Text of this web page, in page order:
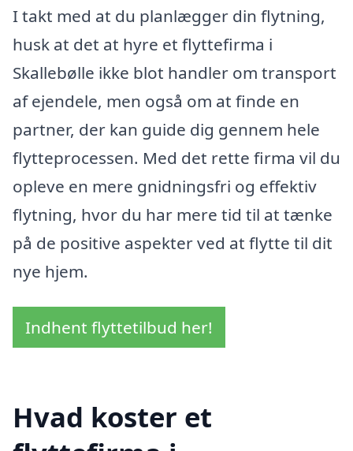
I takt med at du planlægger din flytning,
husk at det at hyre et flyttefirma i
Skallebølle ikke blot handler om transport
af ejendele, men også om at finde en
partner, der kan guide dig gennem hele
flytteprocessen. Med det rette firma vil du
opleve en mere gnidningsfri og effektiv
flytning, hvor du har mere tid til at tænke
på de positive aspekter ved at flytte til dit
nye hjem.
Indhent flyttetilbud her!
Hvad koster et